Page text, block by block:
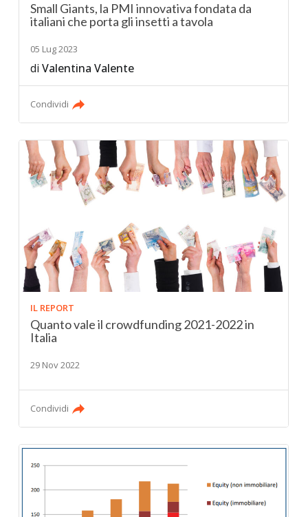
Small Giants, la PMI innovativa fondata da
italiani che porta gli insetti a tavola
05 Lug 2023
diValentina Valente
Condividi
IL REPORT
Quanto vale il crowdfunding 2021-2022 in
Italia
29 Nov 2022
Condividi